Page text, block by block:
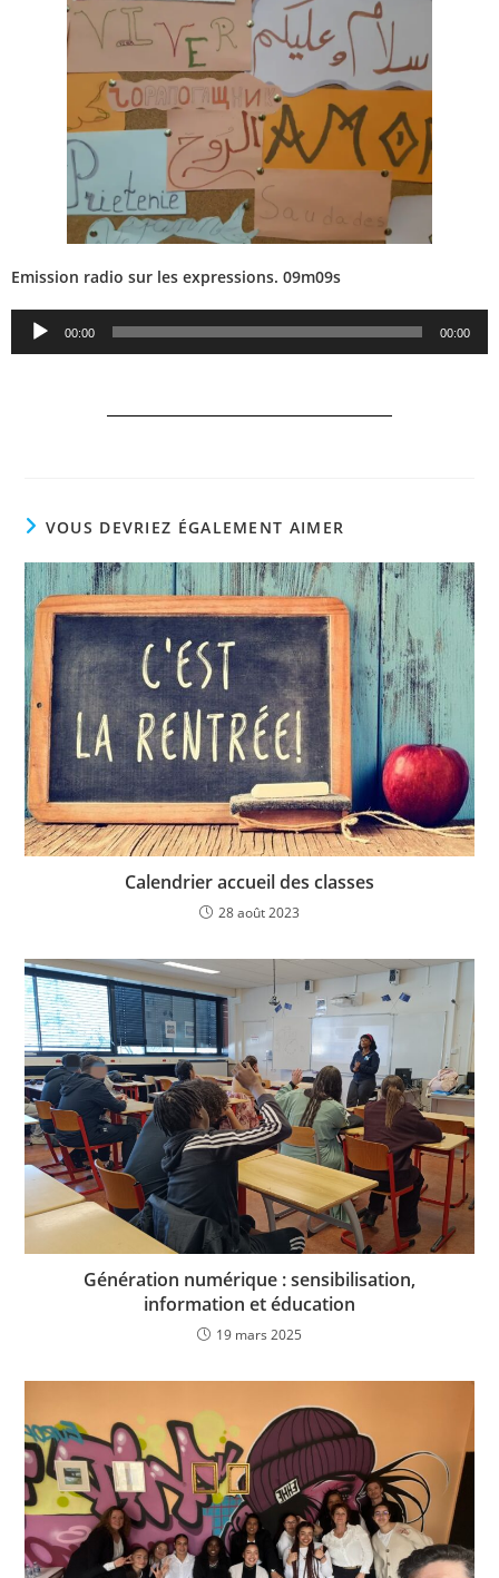
Emission radio sur les expressions. 09m09s
Lecteur
audio
00:00 00:00
VOUS DEVRIEZ ÉGALEMENT AIMER
Calendrier accueil des classes
28 août 2023
Génération numérique : sensibilisation,
information et éducation
19 mars 2025